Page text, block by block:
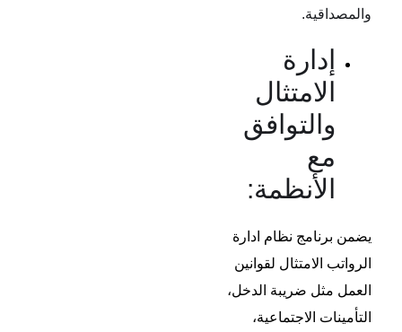
والمصداقية.
إدارة
الامتثال
والتوافق
مع
الأنظمة:
يضمن برنامج نظام ادارة
الرواتب الامتثال لقوانين
العمل مثل ضريبة الدخل،
التأمينات الاجتماعية،